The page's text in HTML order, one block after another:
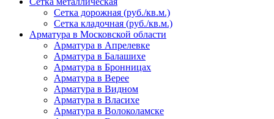
Сетка дорожная (руб./кв.м.)
Сетка кладочная (руб./кв.м.)
Арматура в Московской области
Арматура в Апрелевке
Арматура в Балашихе
Арматура в Бронницах
Арматура в Верее
Арматура в Видном
Арматура в Власихе
Арматура в Волоколамске